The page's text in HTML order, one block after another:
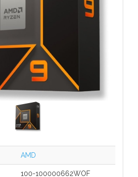
AMD
100-100000662WOF